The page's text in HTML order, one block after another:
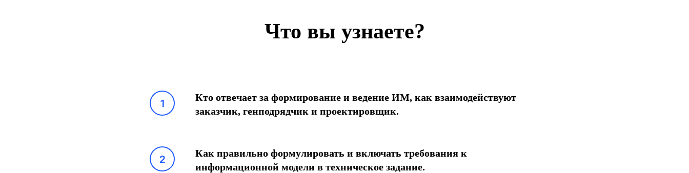
Что вы узнаете?
Кто отвечает за формирование и ведение ИМ, как взаимодействуют
заказчик, генподрядчик и проектировщик.
Как правильно формулировать и включать требования к
информационной модели в техническое задание.